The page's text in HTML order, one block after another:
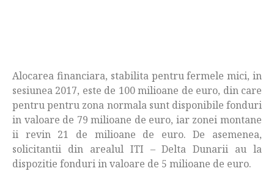
Alocarea financiara, stabilita pentru fermele mici, in
sesiunea 2017, este de 100 milioane de euro, din care
pentru pentru zona normala sunt disponibile fonduri
in valoare de 79 milioane de euro, iar zonei montane
ii revin 21 de milioane de euro. De asemenea,
solicitantii din arealul ITI – Delta Dunarii au la
dispozitie fonduri in valoare de 5 milioane de euro.